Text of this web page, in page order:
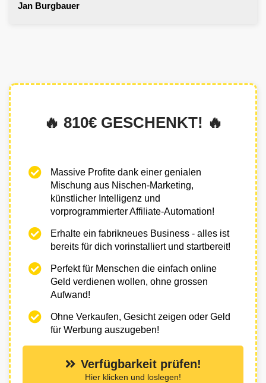
Jan Burgbauer
🔥 810€ GESCHENKT! 🔥
Massive Profite dank einer genialen
Mischung aus Nischen-Marketing,
künstlicher Intelligenz und
vorprogrammierter Affiliate-Automation!
Erhalte ein fabrikneues Business - alles ist
bereits für dich vorinstalliert und startbereit!
Perfekt für Menschen die einfach online
Geld verdienen wollen, ohne grossen
Aufwand!
Ohne Verkaufen, Gesicht zeigen oder Geld
für Werbung auszugeben!
Verfügbarkeit prüfen!
Hier klicken und loslegen!